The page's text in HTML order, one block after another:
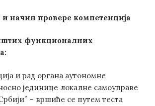
и начин провере компетенција
функционалних
и рад органа аутономне
јединице локалне самоуправе
– вршиће се путем теста